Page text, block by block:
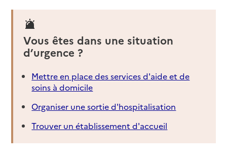
Adresse
23 rue Jean Monnet
60000
Beauvais
03 44 37 33 72
Contact
Rapport HAS
Mis à jour le : 23/02/2026
Service autonomie à domicile (aide)
ADMR
Vous êtes dans une situation
d’urgence ?
Mettre en place des services d'aide et de
soins à domicile
Organiser une sortie d'hospitalisation
Trouver un établissement d'accueil